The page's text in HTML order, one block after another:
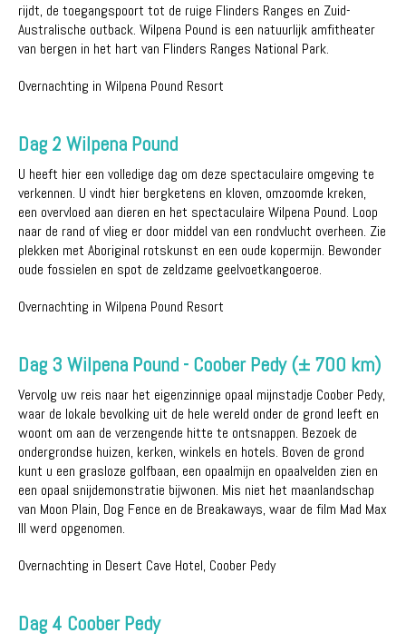
rijdt, de toegangspoort tot de ruige Flinders Ranges en Zuid-
Australische outback. Wilpena Pound is een natuurlijk amfitheater
van bergen in het hart van Flinders Ranges National Park.
Overnachting in Wilpena Pound Resort
Dag 2 Wilpena Pound
U heeft hier een volledige dag om deze spectaculaire omgeving te
verkennen. U vindt hier bergketens en kloven, omzoomde kreken,
een overvloed aan dieren en het spectaculaire Wilpena Pound. Loop
naar de rand of vlieg er door middel van een rondvlucht overheen. Zie
plekken met Aboriginal rotskunst en een oude kopermijn. Bewonder
oude fossielen en spot de zeldzame geelvoetkangoeroe.
Overnachting in Wilpena Pound Resort
Dag 3 Wilpena Pound - Coober Pedy (± 700 km)
Vervolg uw reis naar het eigenzinnige opaal mijnstadje Coober Pedy,
waar de lokale bevolking uit de hele wereld onder de grond leeft en
woont om aan de verzengende hitte te ontsnappen. Bezoek de
ondergrondse huizen, kerken, winkels en hotels. Boven de grond
kunt u een grasloze golfbaan, een opaalmijn en opaalvelden zien en
een opaal snijdemonstratie bijwonen. Mis niet het maanlandschap
van Moon Plain, Dog Fence en de Breakaways, waar de film Mad Max
III werd opgenomen.
Overnachting in Desert Cave Hotel, Coober Pedy
Dag 4 Coober Pedy